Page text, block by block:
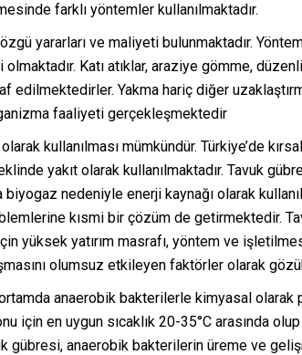
farklı yöntemler kullanılmaktadır.
yararları ve maliyeti bulunmaktadır.
Katı atıklar, araziye gömme,
edilmektedirler. Yakma hariç diğer
faaliyeti gerçekleşmektedir
kullanılması mümkündür. Türkiye’de
yakıt olarak kullanılmaktadır. Tavuk
nedeniyle enerji kaynağı olarak
kısmi bir çözüm de getirmektedir.
yüksek yatırım masrafı, yöntem ve
olumsuz etkileyen faktörler olarak
anaerobik bakterilerle kimyasal olarak
için en uygun sıcaklık 20-35°C arasında
gübresi, anaerobik bakterilerin üreme ve